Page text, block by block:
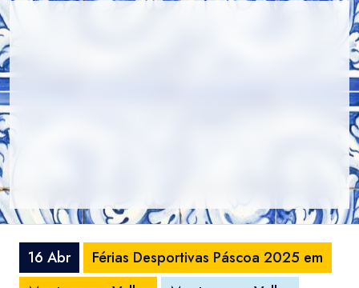
16 Abr
Férias Desportivas Páscoa 2025 em